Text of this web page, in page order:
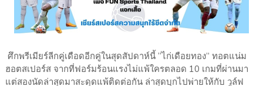
ศึกพรีเมียร์ลีกคู่เดือดอีกคู่ในสุดสัปดาห์นี้ “ไก่เดือยทอง” ทอตแน่ม
ฮอตสเปอร์ส จากที่ฟอร์มร้อนแรงไม่แพ้ใครตลอด 10 เกมที่ผ่านมา
แต่สองนัดล่าสุดมาสะดุดแพ้ติดต่อกัน ล่าสุดบุกไปพ่ายให้กับ วูล์ฟ